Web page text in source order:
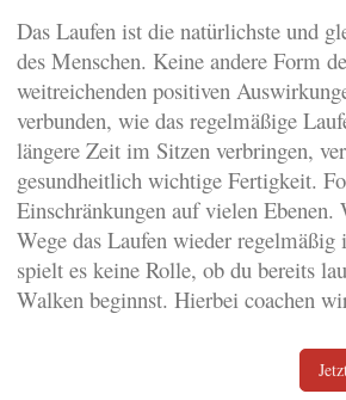
Das Laufen ist die natürlichste und
des Menschen. Keine andere Form
weitreichenden positiven
verbunden, wie das regelmäßige
längere Zeit im Sitzen verbringen,
gesundheitlich wichtige Fertigkeit.
Einschränkungen auf vielen
Wege das Laufen wieder
spielt es keine Rolle, ob du bereits
Walken beginnst. Hierbei coachen